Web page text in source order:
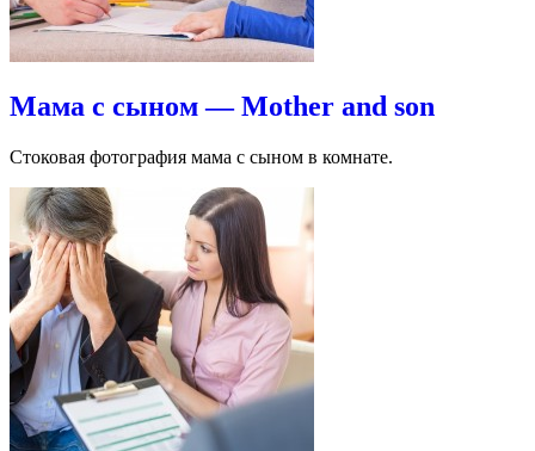
Мама с сыном — Mother and son
Стоковая фотография мама с сыном в комнате.